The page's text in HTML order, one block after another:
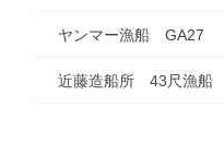
ヤンマー漁船 GA27
近藤造船所 43尺漁船